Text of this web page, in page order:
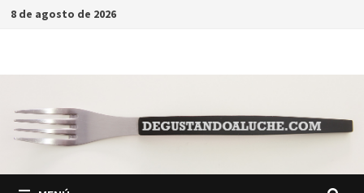
Saltar
8 de agosto de 2026